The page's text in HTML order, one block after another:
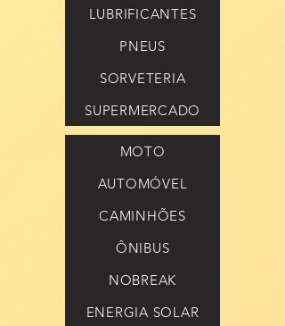
LUBRIFICANTES
PNEUS
SORVETERIA
SUPERMERCADO
MOTO
AUTOMÓVEL
CAMINHÕES
ÔNIBUS
NOBREAK
ENERGIA SOLAR